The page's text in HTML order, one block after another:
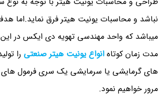
نباشد و محاسبات یونیت هیتر فرق نماید.اما
میباشد که واحد مهندسی تهویه دی ایکس در
مدت زمان کوتاه انواع یونیت هیتر صنعتی را
های گرمایشی یا سرمایشی یک سری فرمول های
مرور خواهیم نمود.